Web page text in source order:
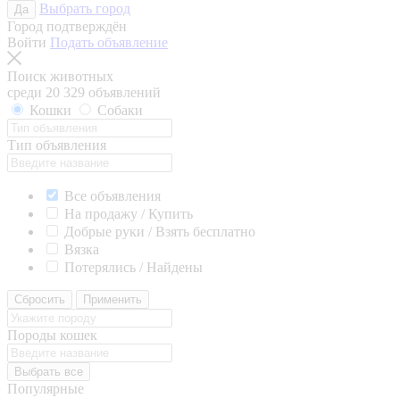
Да
Выбрать город
Город подтверждён
Войти Подать объявление
Поиск животных
среди 20 329 объявлений
Кошки
Собаки
Тип объявления
Все объявления
На продажу / Купить
Добрые руки / Взять бесплатно
Вязка
Потерялись / Найдены
Сбросить Применить
Породы кошек
Выбрать все
Популярные